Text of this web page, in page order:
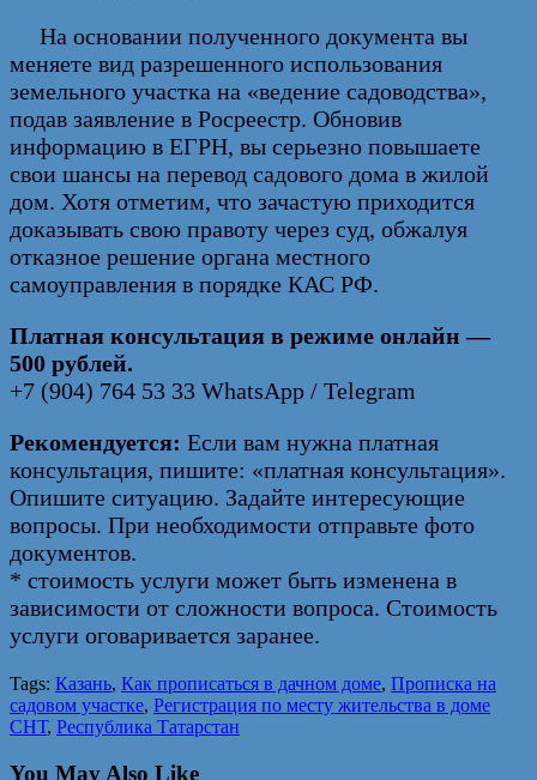
На основании полученного документа вы
меняете вид разрешенного использования
земельного участка на «ведение садоводства»,
подав заявление в Росреестр. Обновив
информацию в ЕГРН, вы серьезно повышаете
свои шансы на перевод садового дома в жилой
дом. Хотя отметим, что зачастую приходится
доказывать свою правоту через суд, обжалуя
отказное решение органа местного
самоуправления в порядке КАС РФ.
Платная консультация в режиме онлайн —
500 рублей.
+7 (904) 764 53 33 WhatsApp / Telegram
Рекомендуется: Если вам нужна платная
консультация, пишите: «платная консультация».
Опишите ситуацию. Задайте интересующие
вопросы. При необходимости отправьте фото
документов.
* стоимость услуги может быть изменена в
зависимости от сложности вопроса. Стоимость
услуги оговаривается заранее.
Tags: Казань, Как прописаться в дачном доме, Прописка на
садовом участке, Регистрация по месту жительства в доме
СНТ, Республика Татарстан
You May Also Like